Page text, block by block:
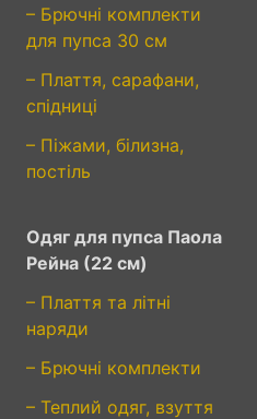
– Брючні комплекти
для пупса 30 см
– Плаття, сарафани,
спідниці
– Піжами, білизна,
постіль
Одяг для пупса Паола
Рейна (22 см)
– Плаття та літні
наряди
– Брючні комплекти
– Теплий одяг, взуття